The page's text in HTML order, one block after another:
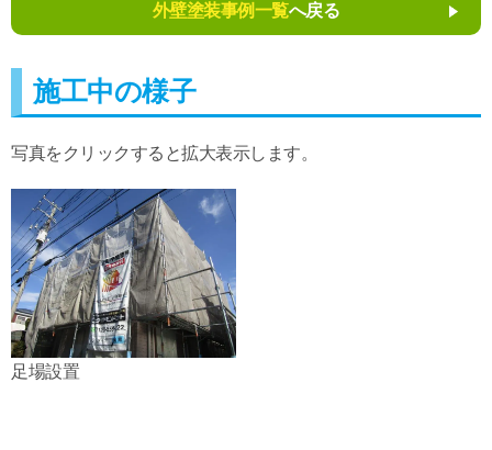
外壁塗装事例一覧へ戻る
施工中の様子
写真をクリックすると拡大表示します。
足場設置